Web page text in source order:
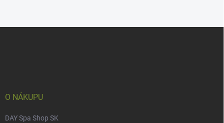
O NÁKUPU
DAY Spa Shop SK